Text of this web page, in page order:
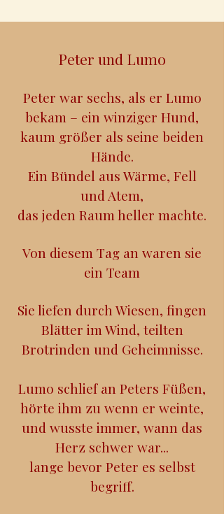
Peter und Lumo
Peter war sechs, als er Lumo
bekam – ein winziger Hund,
kaum größer als seine beiden
Hände.
Ein Bündel aus Wärme, Fell
und Atem,
das jeden Raum heller machte.
Von diesem Tag an waren sie
ein Team
Sie liefen durch Wiesen, fingen
Blätter im Wind, teilten
Brotrinden und Geheimnisse.
Lumo schlief an Peters Füßen,
hörte ihm zu wenn er weinte,
und wusste immer, wann das
Herz schwer war...
lange bevor Peter es selbst
begriff.